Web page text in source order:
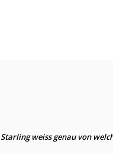
weiss genau von